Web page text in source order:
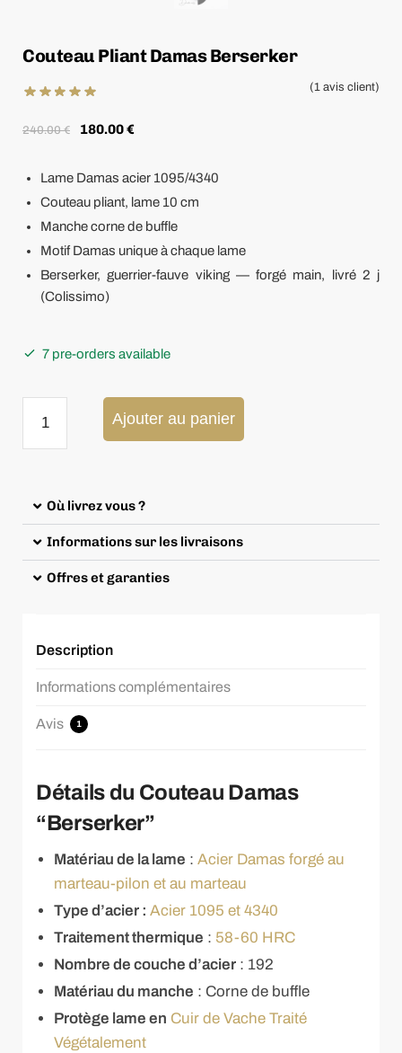
Couteau Pliant Damas Berserker
(1 avis client)
240.00€ 180.00€
Lame Damas acier 1095/4340
Couteau pliant, lame 10 cm
Manche corne de buffle
Motif Damas unique à chaque lame
Berserker, guerrier-fauve viking — forgé main, livré 2 j
(Colissimo)
7 pre-orders available
Ajouter au panier
Où livrez vous ?
Informations sur les livraisons
Offres et garanties
Description
Informations complémentaires
Avis 1
Détails du Couteau Damas
“Berserker”
Matériau de la lame : Acier Damas forgé au
marteau-pilon et au marteau
Type d’acier : Acier 1095 et 4340
Traitement thermique : 58-60 HRC
Nombre de couche d’acier : 192
Matériau du manche : Corne de buffle
Protège lame en Cuir de Vache Traité
Végétalement